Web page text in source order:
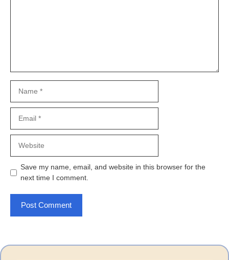
Save my name, email, and website in this browser for the
next time I comment.